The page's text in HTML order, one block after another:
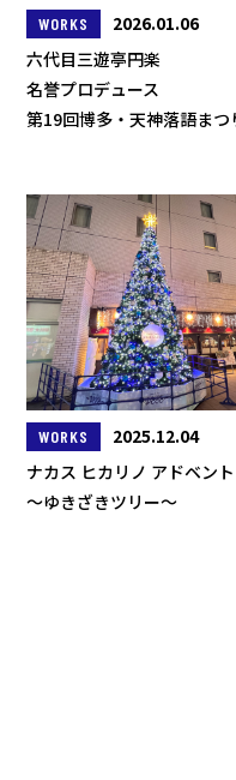
WORKS
2026.01.06
六代目三遊亭円楽
名誉プロデュース
第19回博多・天神落語まつ
WORKS
2025.12.04
ナカス ヒカリノ アドベント
〜ゆきざきツリー〜